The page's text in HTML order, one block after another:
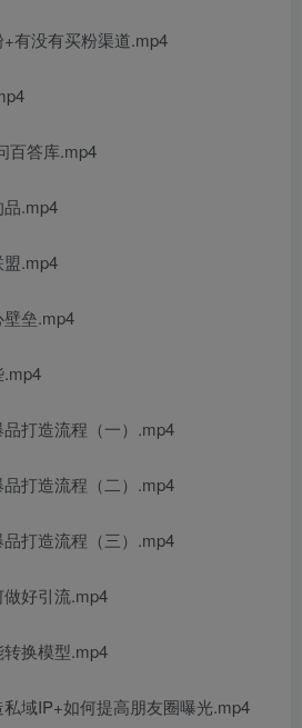
有没有买粉渠道.mp4
百答库.mp4
.mp4
.mp4
垒.mp4
打造流程（一）.mp4
打造流程（二）.mp4
打造流程（三）.mp4
好引流.mp4
换模型.mp4
域IP+如何提高朋友圈曝光.mp4